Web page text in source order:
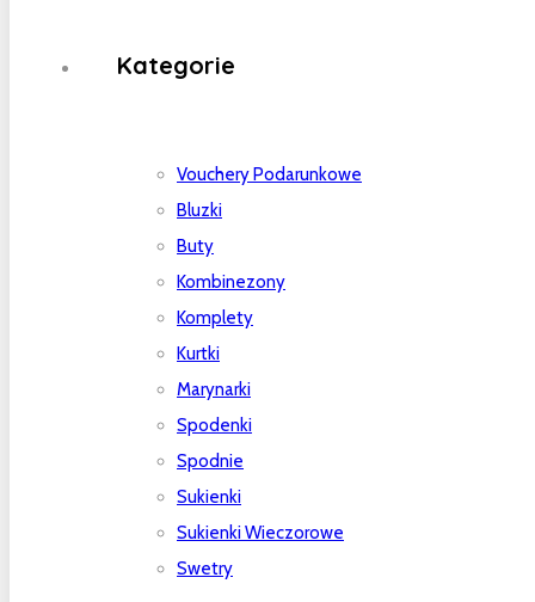
Kategorie
Vouchery Podarunkowe
Bluzki
Buty
Kombinezony
Komplety
Kurtki
Marynarki
Spodenki
Spodnie
Sukienki
Sukienki Wieczorowe
Swetry